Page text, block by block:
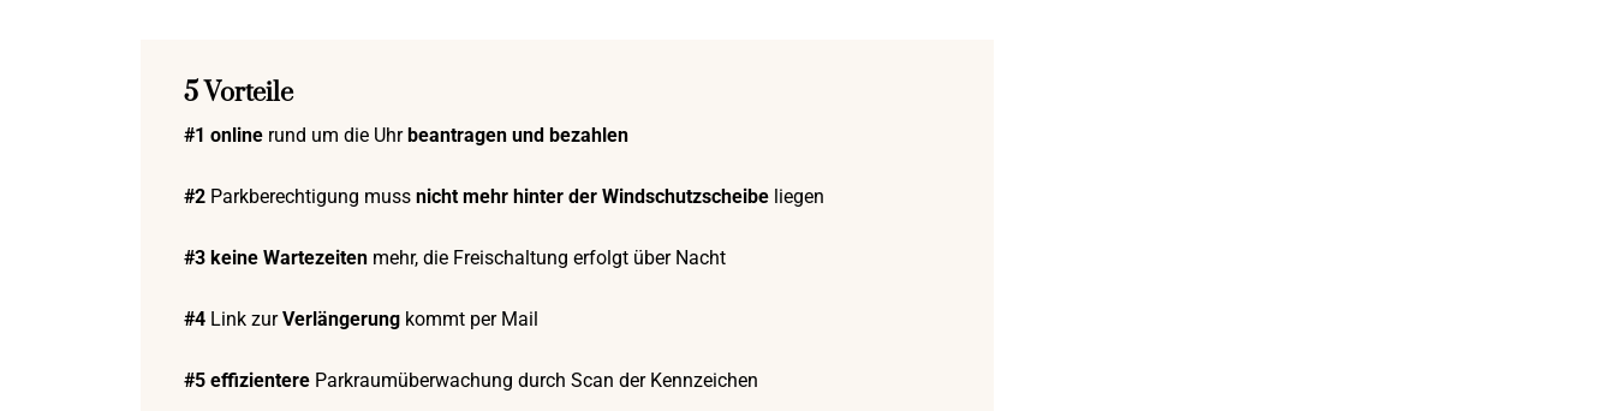
5 Vorteile
#1 online rund um die Uhr beantragen und bezahlen
#2 Parkberechtigung muss nicht mehr hinter der Windschutzscheibeliegen
#3 keine Wartezeitenmehr, die Freischaltung erfolgt über Nacht
#4Link zurVerlängerung kommt per Mail
#5 effizientere Parkraumüberwachung durch Scan der Kennzeichen